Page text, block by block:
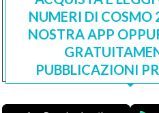
NUMERI DI COSMO
NOSTRA APP
PUBBLICAZIONI